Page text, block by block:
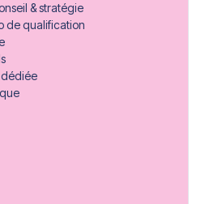
& stratégie
de qualification
dédiée